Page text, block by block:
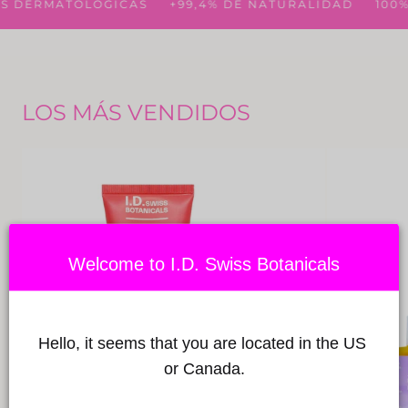
Ver el producto +99,4% DE NATURALIDAD 100%
LOS MÁS VENDIDOS
Welcome to I.D. Swiss Botanicals
Hello, it seems that you are located in the US
or Canada.